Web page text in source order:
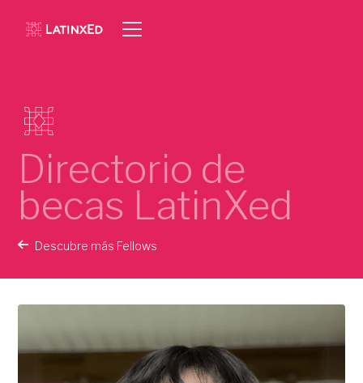
Directorio de
becas LatinXed
Descubre más Fellows